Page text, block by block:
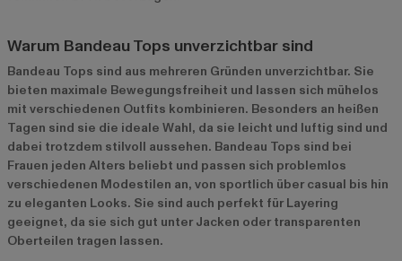
Warum Bandeau Tops unverzichtbar sind
Bandeau Tops sind aus mehreren Gründen unverzichtbar. Sie
bieten maximale Bewegungsfreiheit und lassen sich mühelos
mit verschiedenen Outfits kombinieren. Besonders an heißen
Tagen sind sie die ideale Wahl, da sie leicht und luftig sind und
dabei trotzdem stilvoll aussehen. Bandeau Tops sind bei
Frauen jeden Alters beliebt und passen sich problemlos
verschiedenen Modestilen an, von sportlich über casual bis hin
zu eleganten Looks. Sie sind auch perfekt für Layering
geeignet, da sie sich gut unter Jacken oder transparenten
Oberteilen tragen lassen.